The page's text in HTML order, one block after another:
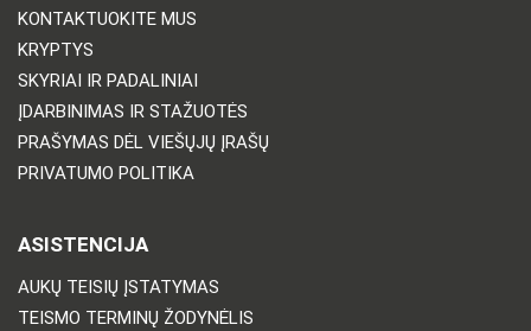
KONTAKTUOKITE MUS
KRYPTYS
SKYRIAI IR PADALINIAI
ĮDARBINIMAS IR STAŽUOTĖS
PRAŠYMAS DĖL VIEŠŲJŲ ĮRAŠŲ
PRIVATUMO POLITIKA
ASISTENCIJA
AUKŲ TEISIŲ ĮSTATYMAS
TEISMO TERMINŲ ŽODYNĖLIS